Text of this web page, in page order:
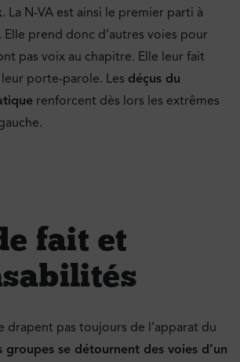
. La N-VA est ainsi le premier parti à
Elle prend donc d’autres voies pour
pas voix au chapitre. Elle leur fait
porte-parole. Les déçus du
renforcent dès lors les extrêmes
fait et
drapent pas toujours de l’apparat du
groupes se détournent des voies d’un